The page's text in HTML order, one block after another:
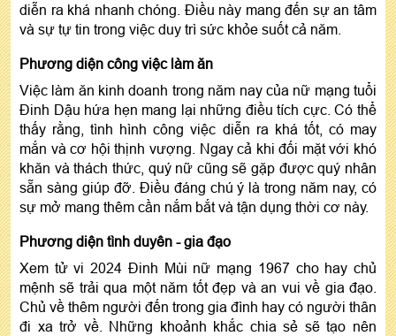
diễn ra khá nhanh chóng. Điều này mang đến sự an tâm
và sự tự tin trong việc duy trì sức khỏe suốt cả năm.
Phương diện công việc làm ăn
Việc làm ăn kinh doanh trong năm nay của nữ mạng tuổi
Đinh Dậu hứa hẹn mang lại những điều tích cực. Có thể
thấy rằng, tình hình công việc diễn ra khá tốt, có may
mắn và cơ hội thịnh vượng. Ngay cả khi đối mặt với khó
khăn và thách thức, quý nữ cũng sẽ gặp được quý nhân
sẵn sàng giúp đỡ. Điều đáng chú ý là trong năm nay, có
sự mở mang thêm cần nắm bắt và tận dụng thời cơ này.
Phương diện tình duyên - gia đạo
Xem tử vi 2024 Đinh Mùi nữ mạng 1967 cho hay chủ
mệnh sẽ trải qua một năm tốt đẹp và an vui về gia đạo.
Chủ về thêm người đến trong gia đình hay có người thân
đi xa trở về. Những khoảnh khắc chia sẻ sẽ tạo nên